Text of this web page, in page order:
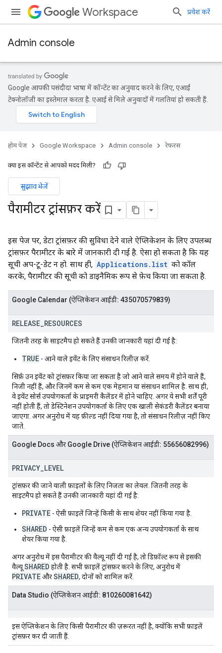
Workspace प्रवेश करें
Admin console
Google आपकी पसंदीदा भाषा में कॉन्टेंट का अनुवाद करने के लिए, एआई
टेक्नोलॉजी का इस्तेमाल करता है. एआई से मिले अनुवादों में गलतियां हो सकती हैं.
होम पेज Google Workspace Admin console रेफ़रंस
क्या इस कॉन्टेंट से आपको मदद मिली?
सुझाव भेजें
पैरामीटर ट्रांसफ़र करें
इस पेज पर, डेटा ट्रांसफ़र की सुविधा देने वाले ऐप्लिकेशन के लिए उपलब्ध
ट्रांसफ़र पैरामीटर के बारे में जानकारी दी गई है. ऐसा हो सकता है कि यह
सूची अप-टू-डेट न हो. साथ ही, Applications.list को कॉल
करके, पैरामीटर की सूची को डाइनैमिक रूप से फ़ेच किया जा सकता है.
Google Calendar (ऐप्लिकेशन आईडी: 435070579839)
RELEASE RESOURCES
जितनी तरह के साइटमैप हो सकते हैं उनकी जानकारी यहां दी गई है:
TRUE - आने वाले इवेंट के लिए संसाधन रिलीज़ करें.
सिर्फ़ उन इवेंट को ट्रांसफ़र किया जा सकता है जो आने वाले समय में होने वाले हैं,
निजी नहीं हैं, और जिनमें कम से कम एक मेहमान या संसाधन शामिल है. साथ ही,
वे इवेंट सोर्स उपयोगकर्ता के प्राइमरी कैलेंडर में होने चाहिए. अगर ये सभी शर्तें पूरी
नहीं होती हैं, तो डेस्टिनेशन उपयोगकर्ता के लिए एक खाली सेकंडरी कैलेंडर बनाया
जाएगा. अगर अनुरोध में यह फ़ील्ड नहीं दिया गया है, तो संसाधन रिलीज़ नहीं किए
जाते.
Google Docs और Google Drive (ऐप्लिकेशन आईडी: 55656082996)
PRIVACY LEVEL
ट्रांसफ़र की जाने वाली फ़ाइलों के लिए निजता का लेवल. जितनी तरह के
साइटमैप हो सकते हैं उनकी जानकारी यहां दी गई है:
PRIVATE - ऐसी फ़ाइलें जिन्हें किसी के साथ शेयर नहीं किया गया है.
SHARED - ऐसी फ़ाइलें जिन्हें कम से कम एक अन्य उपयोगकर्ता के साथ
शेयर किया गया है.
अगर अनुरोध में इस पैरामीटर की वैल्यू नहीं दी गई है, तो डिफ़ॉल्ट रूप से इसकी
वैल्यूSHARED होती है. सभी फ़ाइलें ट्रांसफ़र करने के लिए, अनुरोध में
PRIVATEऔरSHARED, दोनों को शामिल करें.
Data Studio (ऐप्लिकेशन आईडी: 810260081642)
इस ऐप्लिकेशन के लिए किसी पैरामीटर की ज़रूरत नहीं है, क्योंकि सभी फ़ाइलें
ट्रांसफ़र कर दी जाती हैं.